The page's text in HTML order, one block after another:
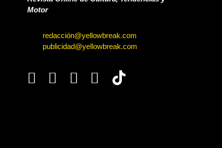
Motor
redacción@yellowbreak.com
publicidad@yellowbreak.com